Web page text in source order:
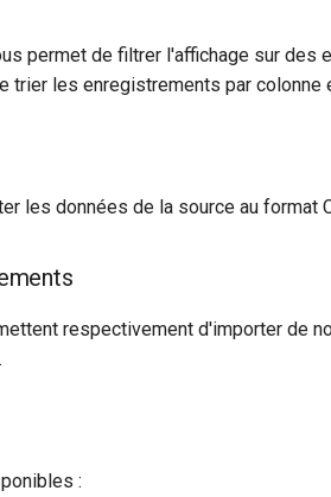
permet de filtrer l'affichage sur
trier les enregistrements par colonne
les données de la source au
respectivement d'importer de
: